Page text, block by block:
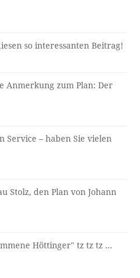
so interessanten Beitrag!
Anmerkung zum Plan: Der
Service – haben Sie vielen
Stolz, den Plan von Johann
Höttinger" tz tz tz ...